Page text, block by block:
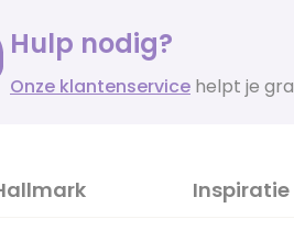
Hulp nodig?
Onze klantenservice helpt je
Inspiratie